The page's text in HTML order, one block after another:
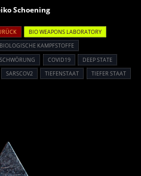
Schoening
BIO WEAPONS LABORATORY
BIOLOGISCHE KAMPFSTOFFE
COVID19
DEEP STATE
SARSCOV2 TIEFENSTAAT
TIEFER STAAT